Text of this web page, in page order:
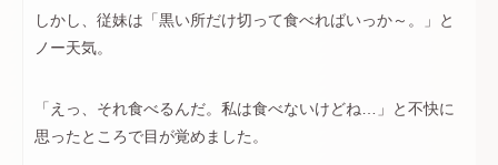
しかし、従妹は「黒い所だけ切って食べればいっか～。」と
ノー天気。
「えっ、それ食べるんだ。私は食べないけどね…」と不快に
思ったところで目が覚めました。